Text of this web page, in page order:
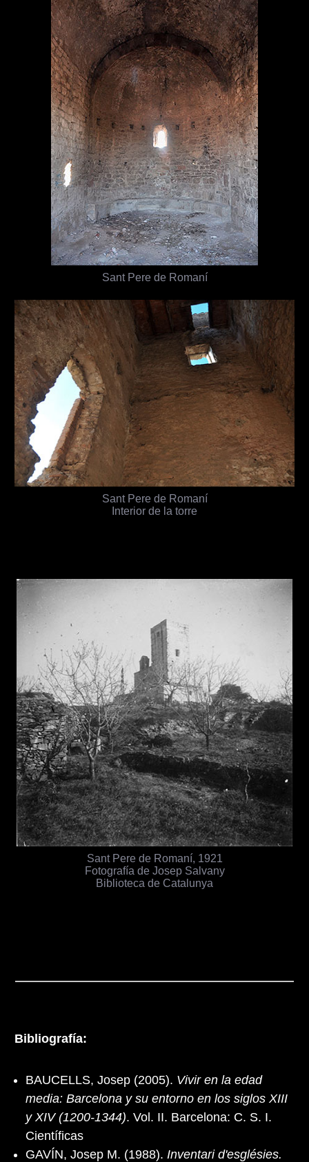
Sant Pere de Romaní
Sant Pere de Romaní
Interior de la torre
Sant Pere de Romaní, 1921
Fotografía de Josep Salvany
Biblioteca de Catalunya
Bibliografía:
BAUCELLS, Josep (2005). Vivir en la edad
media: Barcelona y su entorno en los siglos XIII
y XIV (1200-1344). Vol. II. Barcelona: C. S. I.
Científicas
GAVÍN, Josep M. (1988). Inventari d'esglésies.